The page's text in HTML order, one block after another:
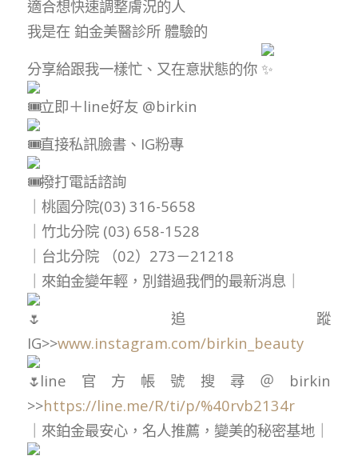
適合想快速調整膚況的人
我是在 鉑金美醫診所 體驗的
分享給跟我一樣忙、又在意狀態的你
立即＋line好友 @birkin
直接私訊臉書、IG粉專
撥打電話諮詢
｜桃園分院(03) 316-5658
｜竹北分院 (03) 658-1528
｜台北分院 （02）273－21218
｜來鉑金變年輕，別錯過我們的最新消息｜
追蹤
IG>>www.instagram.com/birkin_beauty
line官方帳號搜尋＠birkin
>>https://line.me/R/ti/p/%40rvb2134r
｜來鉑金最安心，名人推薦，變美的秘密基地｜